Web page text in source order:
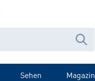
Sehen Magazin